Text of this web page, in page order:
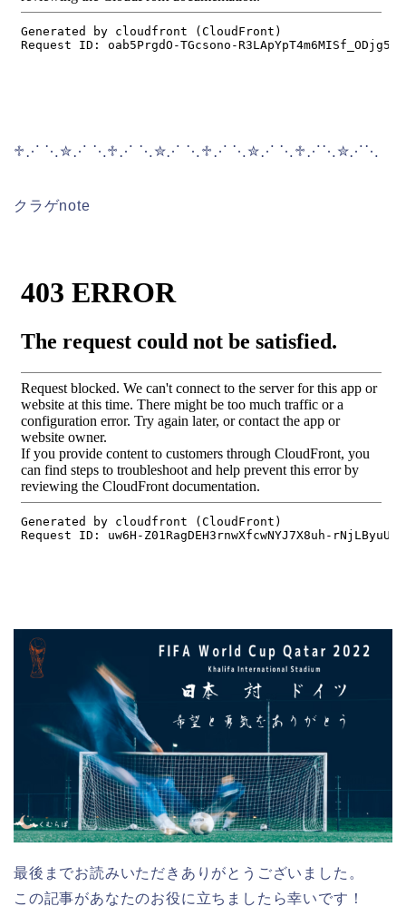
♱⋰ ⋱✮⋰ ⋱♱⋰ ⋱✮⋰ ⋱♱⋰ ⋱✮⋰ ⋱♱⋰⋱✮⋰⋱
クラゲnote
最後までお読みいただきありがとうございました。
この記事があなたのお役に立ちましたら幸いです！